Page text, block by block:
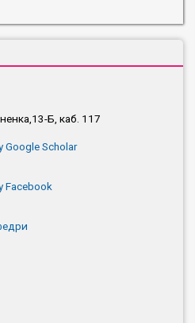
Б, каб. 117
Google Scholar
Facebook